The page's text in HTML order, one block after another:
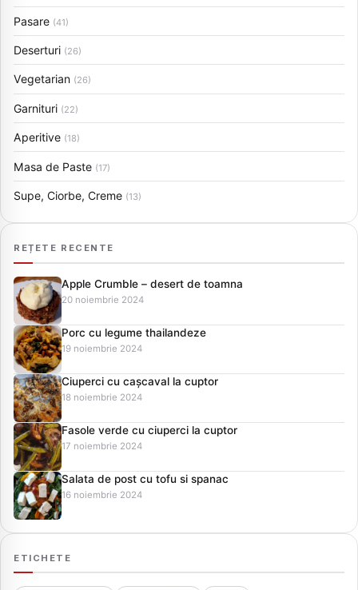
Pasare (41)
Deserturi (26)
Vegetarian (26)
Garnituri (22)
Aperitive (18)
Masa de Paste (17)
Supe, Ciorbe, Creme (13)
REȚETE RECENTE
Apple Crumble – desert de toamna
20 noiembrie 2024
Porc cu legume thailandeze
19 noiembrie 2024
Ciuperci cu cașcaval la cuptor
18 noiembrie 2024
Fasole verde cu ciuperci la cuptor
17 noiembrie 2024
Salata de post cu tofu si spanac
16 noiembrie 2024
ETICHETE